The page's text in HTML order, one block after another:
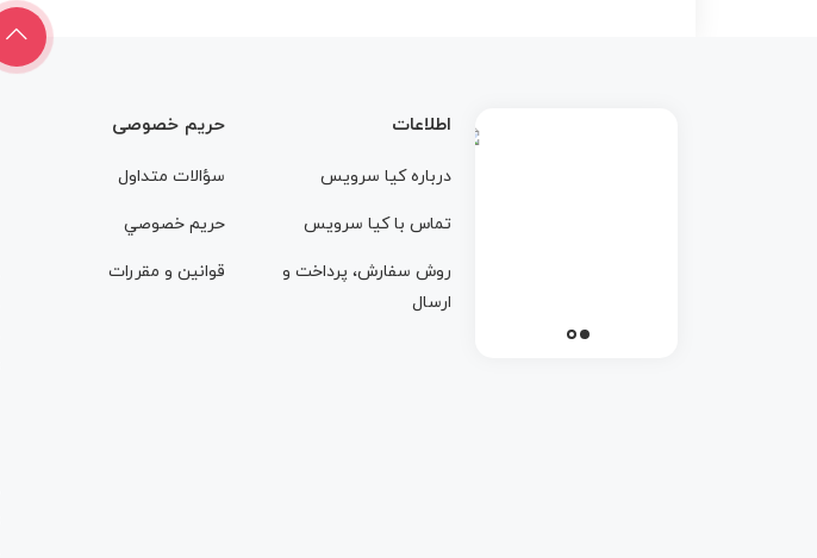
اطلاعات
درباره کيا سرويس
تماس با کيا سرويس
روش سفارش، پرداخت و
ارسال
حریم خصوصی
سؤالات متداول
حريم خصوصي
قوانين و مقررات